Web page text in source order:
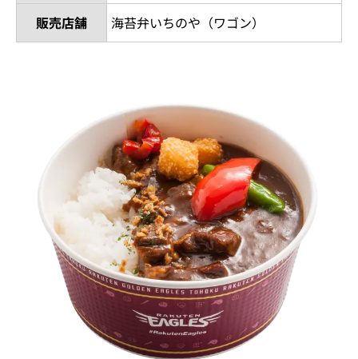
販売店舗 海苔弁いちのや（ワゴン）